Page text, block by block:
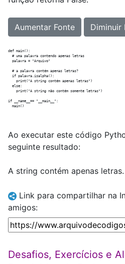
Aumentar Fonte Diminuir
def main():
  # uma palavra contendo apenas letras
  palavra = "Arquivo"
  # a palavra contém apenas letras?
  if palavra.isalpha():
    print("A string contém apenas letras")
  else:
    print("A string não contém somente letras")
if __name__== "__main__":
Ao executar este código
seguinte resultado:
A string contém apenas letras.
Link para compartilhar na
amigos:
Desafios, Exercícios e